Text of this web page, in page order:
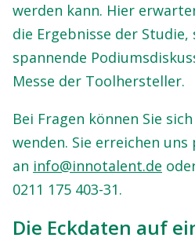
werden kann. Hier
die Ergebnisse der Studie,
spannende
Messe der Toolhersteller.
Bei Fragen können Sie
wenden. Sie erreichen uns
an info@innotalent.de
0211 175 403-31.
Die Eckdaten auf